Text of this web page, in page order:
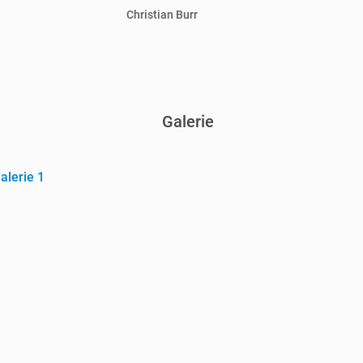
Christian Burr
Galerie